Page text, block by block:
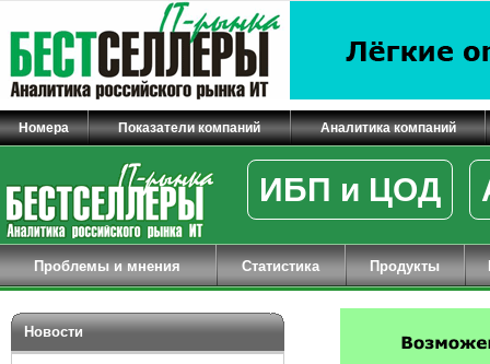
Номера Показатели компаний Аналитика компаний
ИБП и ЦОД
Проблемы и мнения Статистика Продукты
Новости